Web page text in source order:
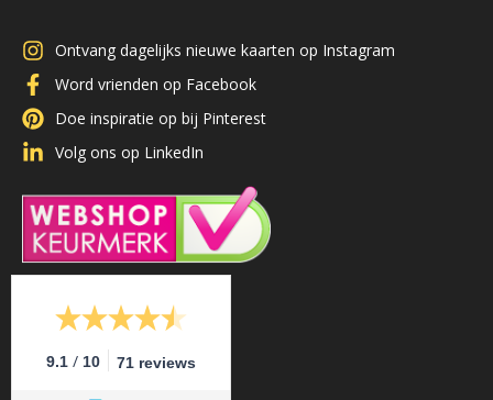
Ontvang dagelijks nieuwe kaarten op Instagram
Word vrienden op Facebook
Doe inspiratie op bij Pinterest
Volg ons op LinkedIn
9.1 / 10 71 reviews